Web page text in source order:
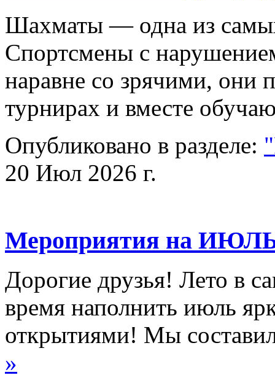
Шахматы — одна из
Спортсмены с
наравне со зрячими, они
турнирах и вместе
Опубликовано в разделе:
20 Июл 2026 г.
Мероприятия на
Дорогие друзья! Лето в
время наполнить июль
открытиями! Мы
»